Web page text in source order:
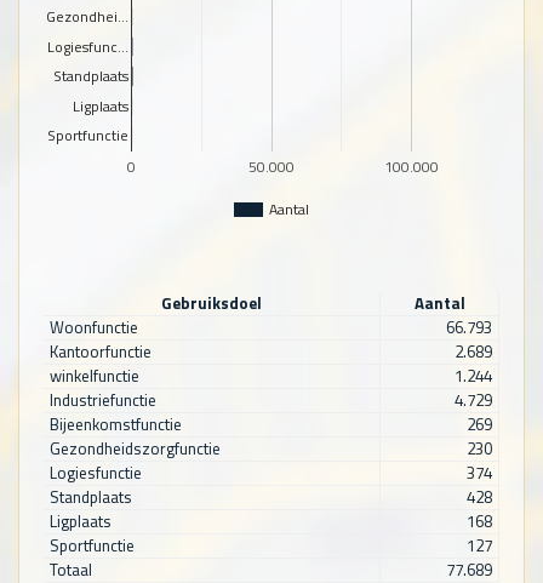
Aantal
0 50.000 100.000
Gezondhei…
Logiesfunc…
Standplaats
Ligplaats
Sportfunctie
Gebruiksdoel
Aantal
Woonfunctie
66.793
Kantoorfunctie
2.689
winkelfunctie
1.244
Industriefunctie
4.729
Bijeenkomstfunctie
269
Gezondheidszorgfunctie
230
Logiesfunctie
374
Standplaats
428
Ligplaats
168
Sportfunctie
127
Totaal
77.689